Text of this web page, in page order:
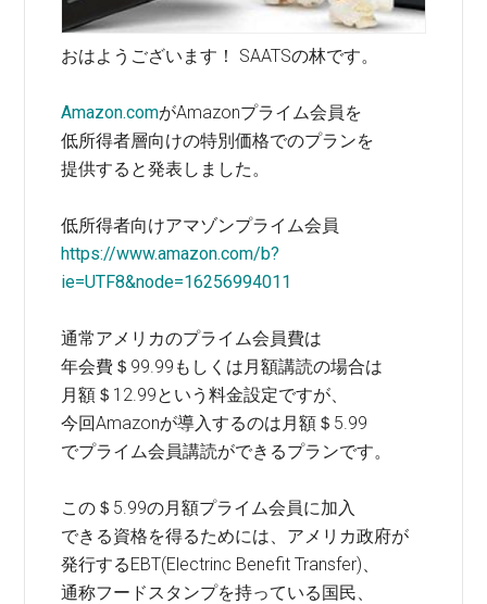
おはようございます！ SAATSの林です。
Amazon.comがAmazonプライム会員を
低所得者層向けの特別価格でのプランを
提供すると発表しました。
低所得者向けアマゾンプライム会員
https://www.amazon.com/b?
ie=UTF8&node=16256994011
通常アメリカのプライム会員費は
年会費＄99.99もしくは月額講読の場合は
月額＄12.99という料金設定ですが、
今回Amazonが導入するのは月額＄5.99
でプライム会員講読ができるプランです。
この＄5.99の月額プライム会員に加入
できる資格を得るためには、アメリカ政府が
発行するEBT(Electrinc Benefit Transfer)、
通称フードスタンプを持っている国民、